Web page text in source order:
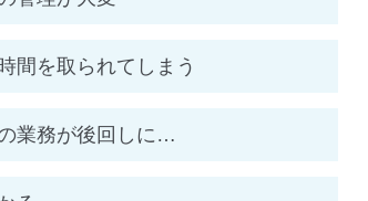
間を取られてしまう
業務が後回しに…